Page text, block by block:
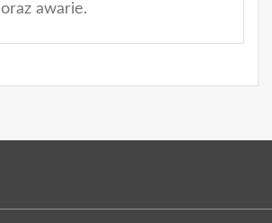
oraz awarie.